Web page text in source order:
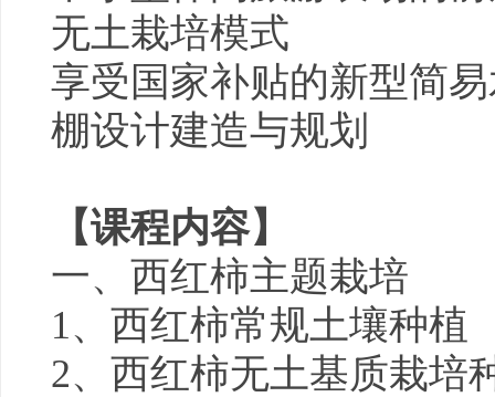
无土栽培模式
享受国家补贴的新型简
棚设计建造与规划
【课程内容】
一、西红柿主题栽培
1、西红柿常规土壤种植
2、西红柿无土基质栽培